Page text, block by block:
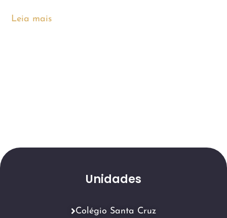
Leia mais
Unidades
Colégio Santa Cruz